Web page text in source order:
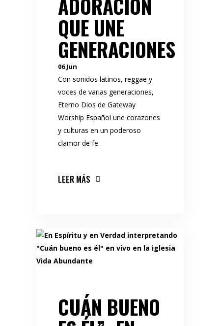
ADORACIÓN
QUE UNE
GENERACIONES
06 Jun
Con sonidos latinos, reggae y
voces de varias generaciones,
Eterno Dios de Gateway
Worship Español une corazones
y culturas en un poderoso
clamor de fe.
LEER MÁS
CUÁN BUENO